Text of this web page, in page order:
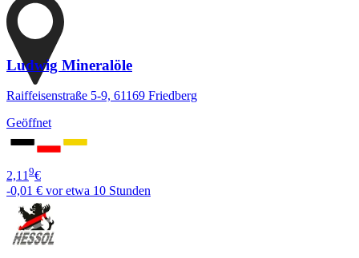
Ludwig Mineralöle
Raiffeisenstraße 5-9, 61169 Friedberg
Geöffnet
2,119€
-0,01 € vor etwa 10 Stunden